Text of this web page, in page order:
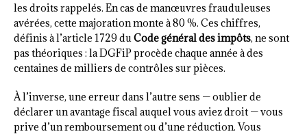
les droits rappelés. En cas de manœuvres frauduleuses
avérées, cette majoration monte à 80 %. Ces chiffres,
définis à l’article 1729 duCode général des impôts, ne sont
pas théoriques : la DGFiP procède chaque année à des
centaines de milliers de contrôles sur pièces.
À l’inverse, une erreur dans l’autre sens — oublier de
déclarer un avantage fiscal auquel vous aviez droit — vous
prive d’un remboursement ou d’une réduction. Vous